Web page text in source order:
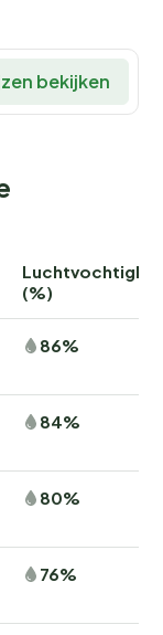
bekijken
(%)
86%
84%
80%
76%